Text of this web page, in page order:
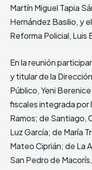
Martín Miguel Tapia
Hernández Basilio, y
Reforma Policial, Luis
En la reunión
y titular de la
Público, Yeni
fiscales integrada por
Ramos; de Santiago,
Luz García; de María
Mateo Ciprián; de La
San Pedro de